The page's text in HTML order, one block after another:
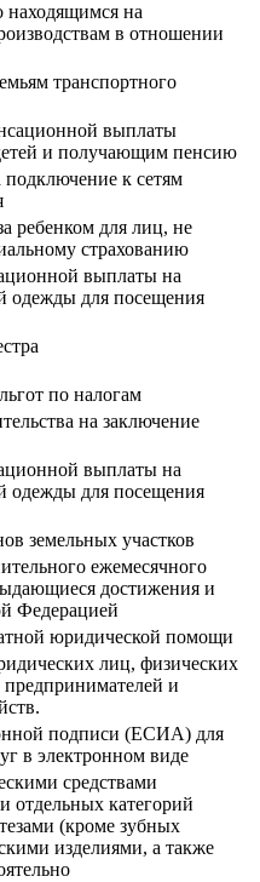
находящимся на
в отношении
транспортного
выплаты
и получающим пенсию
к сетям
ребенком для лиц, не
страхованию
выплаты на
одежды для посещения
по налогам
на заключение
выплаты на
одежды для посещения
земельных участков
ежемесячного
достижения и
Федерацией
юридической помощи
лиц, физических
и
подписи (ЕСИА) для
в электронном виде
средствами
отдельных категорий
(кроме зубных
изделиями, а также